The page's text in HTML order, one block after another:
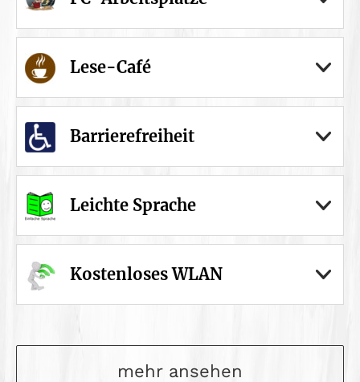
Lese-Café
Barrierefreiheit
Leichte Sprache
Kostenloses WLAN
mehr ansehen